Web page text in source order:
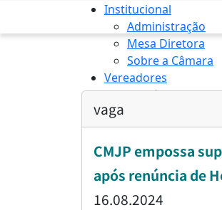
Institucional
Administração
Mesa Diretora
Sobre a Câmara
Vereadores
Transparência
vaga
CMJP empossa
após renúncia de
16.08.2024